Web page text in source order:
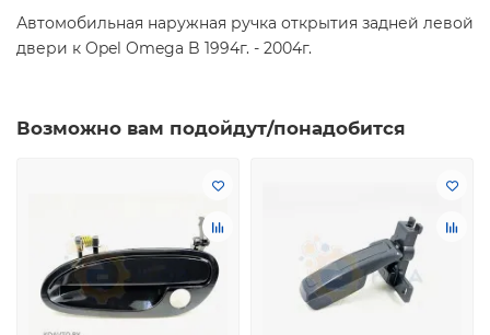
Автомобильная наружная ручка открытия задней левой
двери к Opel Omega B 1994г. - 2004г.
Возможно вам подойдут/понадобится